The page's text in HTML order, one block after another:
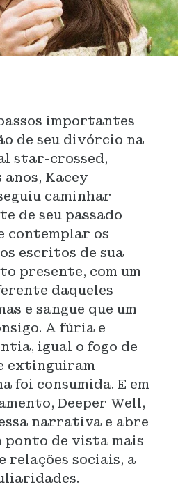
importantes
de seu divórcio na
star-crossed,
Kacey
caminhar
de seu passado
contemplar os
escritos de sua
presente, com um
daqueles
e sangue que um
A fúria e
igual o fogo de
extinguiram
foi consumida. E em
Deeper Well,
narrativa e abre
ponto de vista mais
relações sociais, a